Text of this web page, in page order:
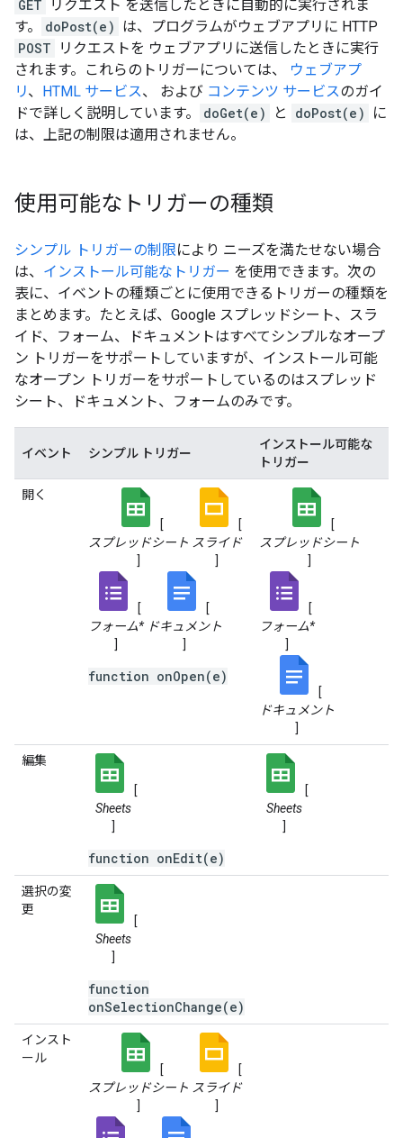
GET
リクエスト を送信したときに自動的に実行されま
す。
doPost(e) は、プログラムがウェブアプリに HTTP
POST
リクエストを ウェブアプリに送信したときに実行
されます。これらのトリガーについては、
ウェブアプ
リ、 HTML サービス、 および コンテンツ サービスのガイ
ドで詳しく説明しています。
doGet(e) と doPost(e)
に
は、上記の制限は適用されません。
使用可能なトリガーの種類
シンプル トリガーの制限により ニーズを満たせない場合
は、 インストール可能なトリガー を使用できます。次の
表に、イベントの種類ごとに使用できるトリガーの種類を
まとめます。たとえば、Google スプレッドシート、スラ
イド、フォーム、ドキュメントはすべてシンプルなオープ
ン トリガーをサポートしていますが、インストール可能
なオープン トリガーをサポートしているのはスプレッド
シート、ドキュメント、フォームのみです。
イベント シンプル トリガー
インストール可能な
トリガー
開く
[
スプレッドシート
]
[
スライド
]
[
フォーム*
]
[
ドキュメント
]
function onOpen(e)
[
スプレッドシート
]
[
フォーム*
]
[
ドキュメント
]
編集
[
Sheets
]
function onEdit(e)
[
Sheets
]
選択の変
更
[
Sheets
]
function
onSelectionChange(e)
インスト
ール
[
スプレッドシート
]
[
スライド
]